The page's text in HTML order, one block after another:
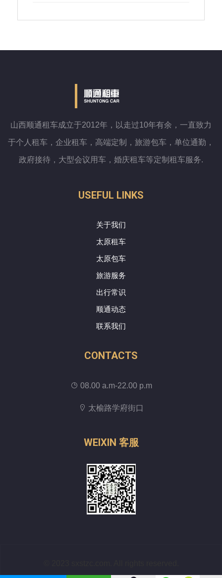
山西顺通租车成立于2012年，以走过10年有余，一直致力
于个人租车，企业租车，高端定制，旅游包车，单位通勤，
政府接待，大型会议用车，婚庆租车等定制租车服务.
USEFUL LINKS
关于我们
太原租车
太原包车
旅游服务
出行常识
顺通动态
联系我们
CONTACTS
08.00 a.m-22.00 p.m
太榆路学府街口
WEIXIN 客服